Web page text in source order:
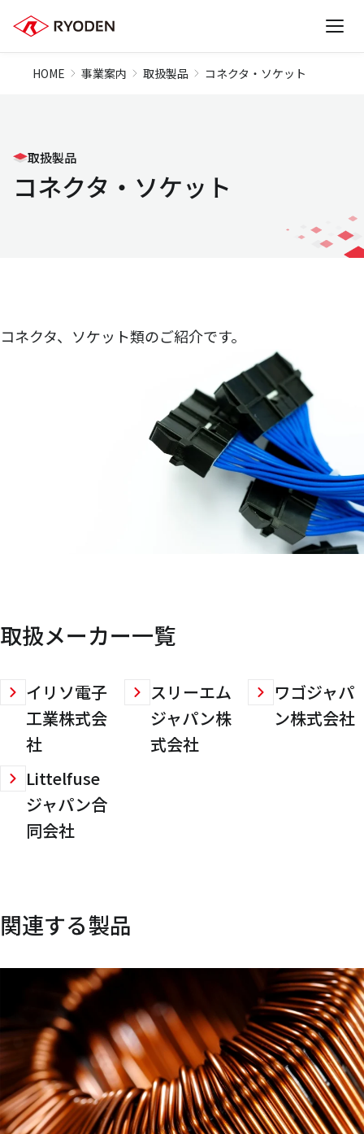
HOME 事業案内 取扱製品 コネクタ・ソケット
取扱製品
コネクタ・ソケット
コネクタ、ソケット類のご紹介です。
取扱メーカー一覧
イリソ電子
工業株式会
社
スリーエム
ジャパン株
式会社
ワゴジャパ
ン株式会社
Littelfuse
ジャパン合
同会社
関連する製品